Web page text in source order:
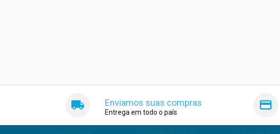
Enviamos suas compras
Entrega em todo o país